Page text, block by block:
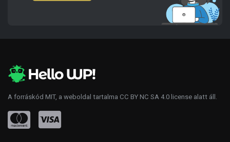
A forráskód MIT, a weboldal tartalma CC BY NC SA 4.0 license alatt áll.